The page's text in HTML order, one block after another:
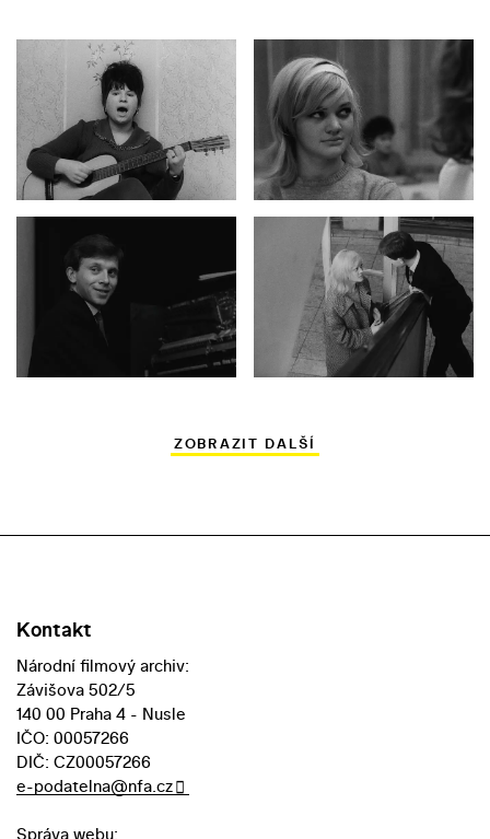
ZOBRAZIT DALŠÍ
Kontakt
Národní filmový archiv:
Závišova 502/5
140 00 Praha 4 - Nusle
IČO: 00057266
DIČ: CZ00057266
e-podatelna@nfa.cz
Správa webu: